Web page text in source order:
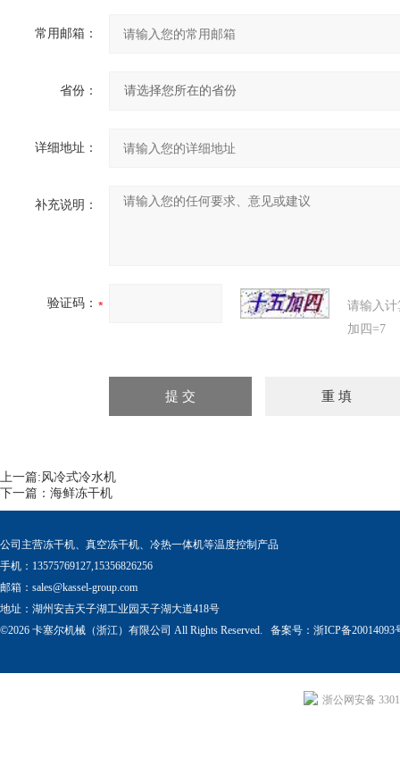
常用邮箱：
省份：
详细地址：
补充说明：
验证码：
请输入
加四=7
上一篇:风冷式冷水机
下一篇： 海鲜冻干机
公司主营冻干机、真空冻干机、冷热一体机等温度控制产品
手机：13575769127,15356826256
邮箱： sales@kassel-group.com
地址：湖州安吉天子湖工业园天子湖大道418号
©2026 卡塞尔机械（浙江）有限公司 All Rights Reserved. 备案号： 浙ICP备20014093
浙公网安备